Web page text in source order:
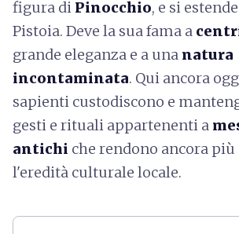
figura di Pinocchio, e si
Pistoia. Deve la sua fama a
grande eleganza e a una natura
incontaminata. Qui ancora
sapienti custodiscono e
gesti e rituali appartenenti a
antichi che rendono ancora
l'eredità culturale locale.